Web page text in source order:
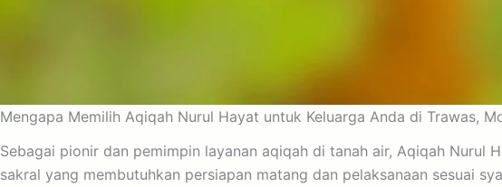
Mengapa Memilih Aqiqah Nurul Hayat untuk Keluarga Anda di Trawas,
Sebagai pionir dan pemimpin layanan aqiqah di tanah air, Aqiqah Nurul
sakral yang membutuhkan persiapan matang dan pelaksanaan sesuai